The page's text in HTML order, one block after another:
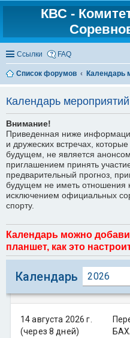
КВС -
Ссылки FAQ
Список форумов
Календарь
Календарь мероприятий
Внимание!
Приведенная ниже
и дружеских встречах,
будущем, не является
приглашением принять
предварительный прогноз,
будущем не иметь отношения
исключением официальных
спорту.
Календарь можно
планшет, как это